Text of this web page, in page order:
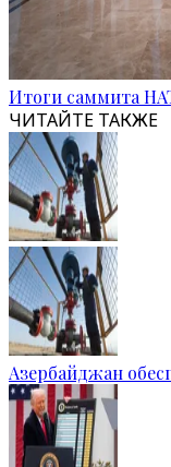
Итоги саммита
ЧИТАЙТЕ ТАКЖЕ
Азербайджан